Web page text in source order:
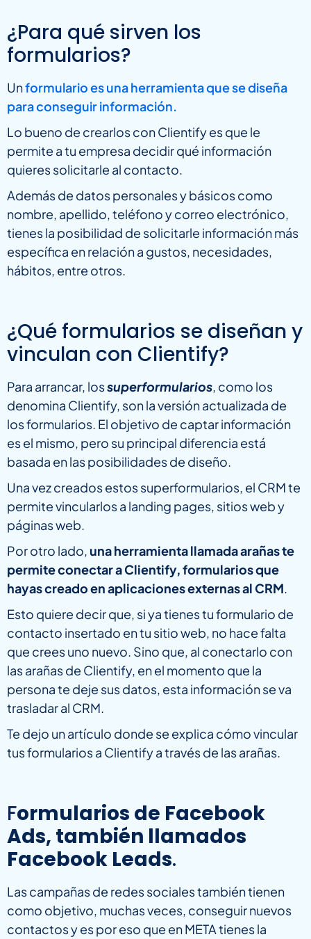
¿Para qué sirven los
formularios?
Unformulario es una herramienta que se diseña
para conseguir información.
Lo bueno de crearlos con Clientify es que le
permite a tu empresa decidir qué información
quieres solicitarle al contacto.
Además de datos personales y básicos como
nombre, apellido, teléfono y correo electrónico,
tienes la posibilidad de solicitarle información más
específica en relación a gustos, necesidades,
hábitos, entre otros.
¿Qué formularios se diseñan y
vinculan con Clientify?
Para arrancar, lossuperformularios, como los
denomina Clientify, son la versión actualizada de
los formularios. El objetivo de captar información
es el mismo, pero su principal diferencia está
basada en las posibilidades de diseño.
Una vez creados estos superformularios, el CRM te
permite vincularlos a landing pages, sitios web y
páginas web.
Por otro lado,una herramienta llamada arañas te
permite conectar a Clientify, formularios que
hayas creado en aplicaciones externas al CRM.
Esto quiere decir que, si ya tienes tu formulario de
contacto insertado en tu sitio web, no hace falta
que crees uno nuevo. Sino que, al conectarlo con
las arañas de Clientify, en el momento que la
persona te deje sus datos, esta información se va
trasladar al CRM.
Te dejo un artículo donde se explica cómo vincular
tus formularios a Clientify a través de las arañas.
Formularios de Facebook
Ads, también llamados
Facebook Leads.
Las campañas de redes sociales también tienen
como objetivo, muchas veces, conseguir nuevos
contactos y es por eso que en META tienes la